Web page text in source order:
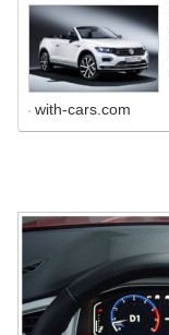
with-cars.com